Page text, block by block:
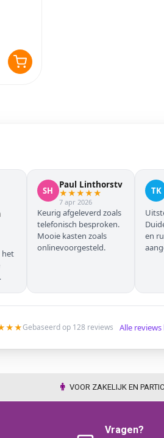
het
SH
Paul Linthorstv
★★★★★
7 apr 2026
Keurig afgeleverd zoals
telefonisch besproken.
Mooie kasten zoals
onlinevoorgesteld.
TK
en
★★Gebaseerd op 128 reviews Alle
VOOR ZAKELIJK EN
Vragen?